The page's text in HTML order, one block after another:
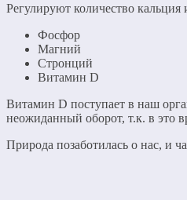
Регулируют количество кальция
Фосфор
Магний
Стронций
Витамин D
Витамин D поступает в наш
неожиданный оборот, т.к. в это
Природа позаботилась о нас, и